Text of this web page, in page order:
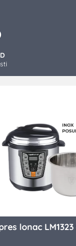
lonac